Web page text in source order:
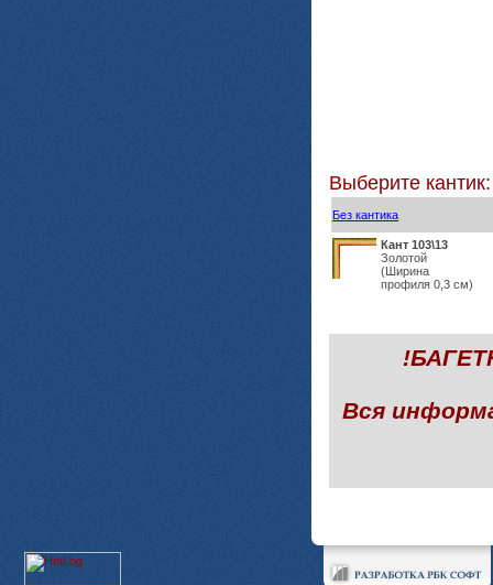
Выберите кантик:
Без кантика
Кант 103\13
Золотой
(Ширина
профиля 0,3 см)
Вся